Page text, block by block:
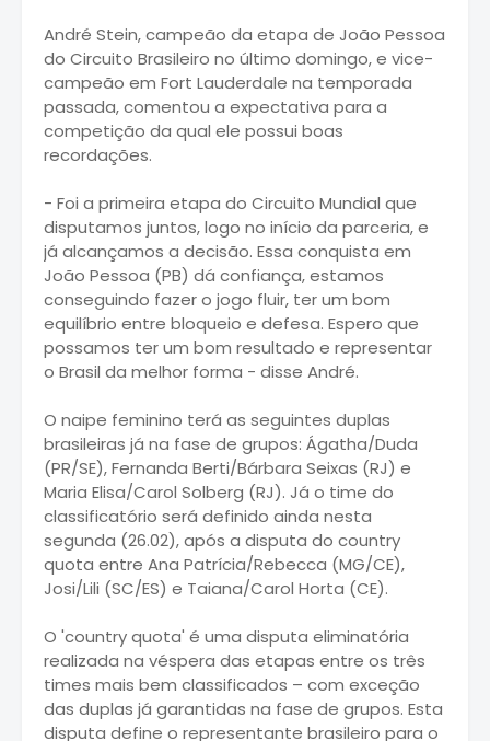
André Stein, campeão da etapa de João Pessoa
do Circuito Brasileiro no último domingo, e vice-
campeão em Fort Lauderdale na temporada
passada, comentou a expectativa para a
competição da qual ele possui boas
recordações.
- Foi a primeira etapa do Circuito Mundial que
disputamos juntos, logo no início da parceria, e
já alcançamos a decisão. Essa conquista em
João Pessoa (PB) dá confiança, estamos
conseguindo fazer o jogo fluir, ter um bom
equilíbrio entre bloqueio e defesa. Espero que
possamos ter um bom resultado e representar
o Brasil da melhor forma - disse André.
O naipe feminino terá as seguintes duplas
brasileiras já na fase de grupos: Ágatha/Duda
(PR/SE), Fernanda Berti/Bárbara Seixas (RJ) e
Maria Elisa/Carol Solberg (RJ). Já o time do
classificatório será definido ainda nesta
segunda (26.02), após a disputa do country
quota entre Ana Patrícia/Rebecca (MG/CE),
Josi/Lili (SC/ES) e Taiana/Carol Horta (CE).
O 'country quota' é uma disputa eliminatória
realizada na véspera das etapas entre os três
times mais bem classificados – com exceção
das duplas já garantidas na fase de grupos. Esta
disputa define o representante brasileiro para o